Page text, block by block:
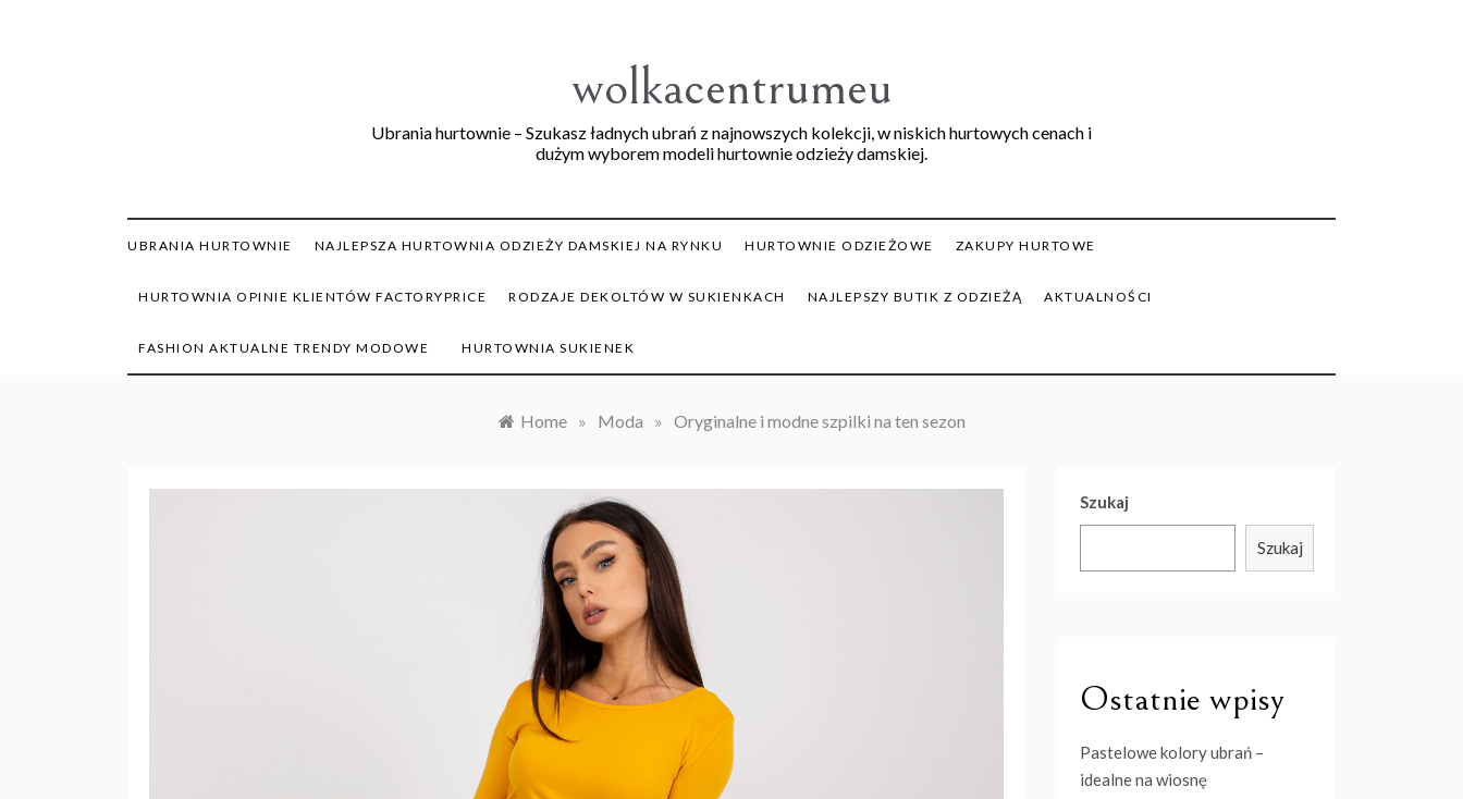
wolkacentrumeu
Ubrania hurtownie – Szukasz ładnych ubrań z najnowszych kolekcji, w niskich hurtowych cenach i
dużym wyborem modeli hurtownie odzieży damskiej.
UBRANIA HURTOWNIE NAJLEPSZA HURTOWNIA ODZIEŻY DAMSKIEJ NA RYNKU HURTOWNIE ODZIEŻOWE ZAKUPY HURTOWE
HURTOWNIA OPINIE KLIENTÓW FACTORYPRICE RODZAJE DEKOLTÓW W SUKIENKACH NAJLEPSZY BUTIK Z ODZIEŻĄ AKTUALNOŚCI
FASHION AKTUALNE TRENDY MODOWE HURTOWNIA SUKIENEK
Home » Moda » Oryginalne i modne szpilki na ten sezon
Szukaj
Szukaj
Ostatnie wpisy
Pastelowe kolory ubrań –
idealne na wiosnę